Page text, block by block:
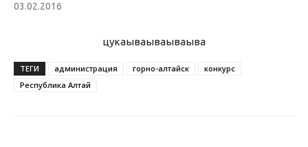
03.02.2016
цукаываываываыва
ТЕГИ администрация горно-алтайск
конкурс
Республика Алтай